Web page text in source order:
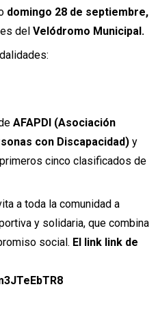
domingo 28 de septiembre,
del Velódromo Municipal.
AFAPDI (Asociación
con Discapacidad) y
cinco clasificados de
a toda la comunidad a
y solidaria, que combina
social. El link link de